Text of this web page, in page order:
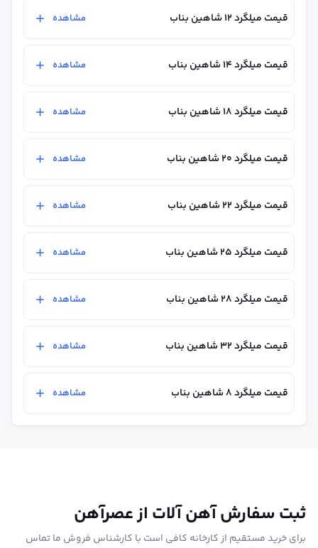
قیمت میلگرد ۱۲ شاهین بناب مشاهده
قیمت میلگرد 14 شاهین بناب مشاهده
قیمت میلگرد ۱۸ شاهین بناب مشاهده
قیمت میلگرد ۲۰ شاهین بناب مشاهده
قیمت میلگرد ۲۲ شاهین بناب مشاهده
قیمت میلگرد ۲۵ شاهین بناب مشاهده
قیمت میلگرد ۲۸ شاهین بناب مشاهده
قیمت میلگرد ۳۲ شاهین بناب مشاهده
قیمت میلگرد 8 شاهین بناب مشاهده
ثبت سفارش آهن آلات از عصرآهن
برای خرید مستقیم از کارخانه کافی است با کارشناس فروش ما تماس